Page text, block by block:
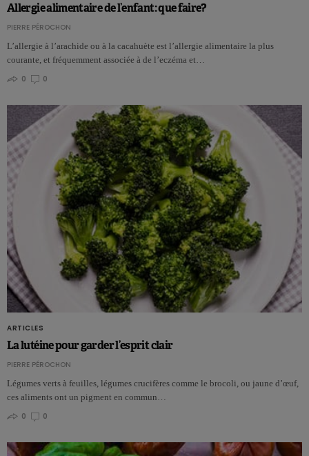
Allergie alimentaire de l’enfant: que faire?
PIERRE PÉROCHON
L’allergie à l’arachide ou à la cacahuète est l’allergie alimentaire la plus
courante, et fréquemment associée à de l’eczéma et…
0
0
ARTICLES
La lutéine pour garder l’esprit clair
PIERRE PÉROCHON
Légumes verts à feuilles, légumes crucifères comme le brocoli, ou jaune d’œuf,
ces aliments ont un pigment en commun…
0
0